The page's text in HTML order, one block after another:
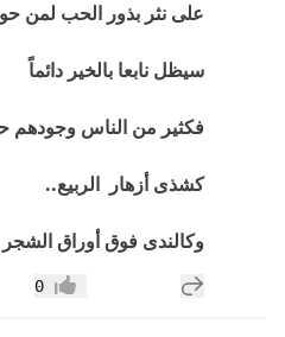
على نثر بذور الحب لمن
سيظل نابعا بالخير دائماً
فكثير من الناس وجودهم
كشذى أزهار الربيع..
وكالندى فوق أوراق
إضافة رد جديد إعجاب0